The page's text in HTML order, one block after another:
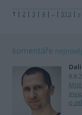
1 | 2 | 3 | 4 | .. | 513 | »
komentáře
o